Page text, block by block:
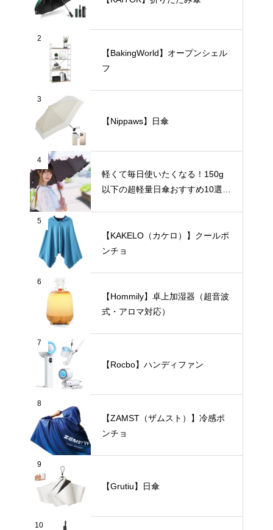
2
【BakingWorld】オープンシェル
フ
3
【Nippaws】日傘
4
軽くて毎日使いたくなる！150g
以下の超軽量日傘おすすめ10選
5
【KAKELO（カケロ）】クールポ
ンチョ
6
【Hommily】卓上加湿器（超音波
式・アロマ対応）
7
【Rocbo】ハンディファン
8
【ZAMST（ザムスト）】冷感ポ
ンチョ
9
【Grutiu】日傘
10